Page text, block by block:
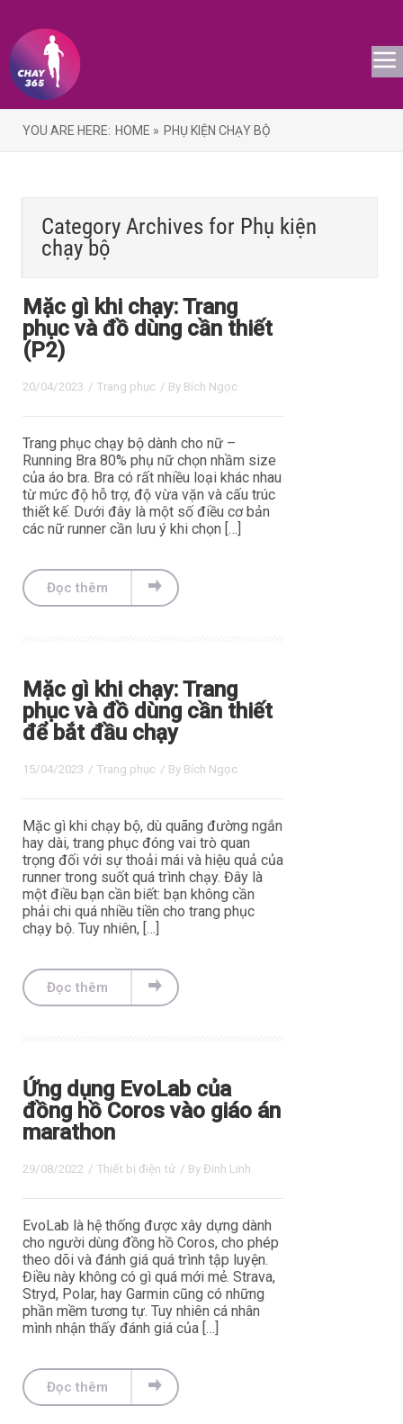
YOU ARE HERE: HOME » PHỤ KIỆN CHẠY BỘ
Category Archives for Phụ kiện
chạy bộ
Mặc gì khi chạy: Trang
phục và đồ dùng cần thiết
(P2)
20/04/2023 / Trang phục / By Bích Ngọc
Trang phục chạy bộ dành cho nữ –
Running Bra 80% phụ nữ chọn nhầm size
của áo bra. Bra có rất nhiều loại khác nhau
từ mức độ hỗ trợ, độ vừa vặn và cấu trúc
thiết kế. Dưới đây là một số điều cơ bản
các nữ runner cần lưu ý khi chọn […]
Đọc thêm
Mặc gì khi chạy: Trang
phục và đồ dùng cần thiết
để bắt đầu chạy
15/04/2023 / Trang phục / By Bích Ngọc
Mặc gì khi chạy bộ, dù quãng đường ngắn
hay dài, trang phục đóng vai trò quan
trọng đối với sự thoải mái và hiệu quả của
runner trong suốt quá trình chạy. Đây là
một điều bạn cần biết: bạn không cần
phải chi quá nhiều tiền cho trang phục
chạy bộ. Tuy nhiên, […]
Đọc thêm
Ứng dụng EvoLab của
đồng hồ Coros vào giáo án
marathon
29/08/2022 / Thiết bị điện tử / By Đinh Linh
EvoLab là hệ thống được xây dựng dành
cho người dùng đồng hồ Coros, cho phép
theo dõi và đánh giá quá trình tập luyện.
Điều này không có gì quá mới mẻ. Strava,
Stryd, Polar, hay Garmin cũng có những
phần mềm tương tự. Tuy nhiên cá nhân
mình nhận thấy đánh giá của […]
Đọc thêm